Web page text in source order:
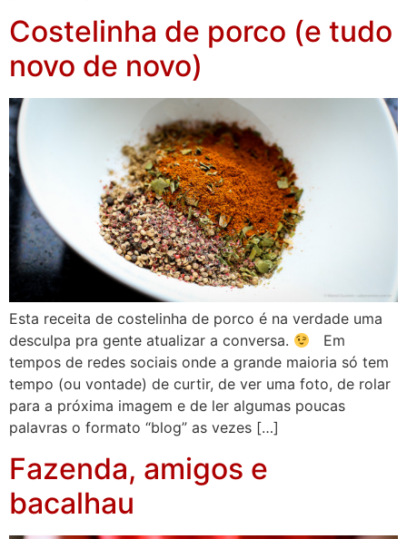
Costelinha de porco (e tudo
novo de novo)
Esta receita de costelinha de porco é na verdade uma
desculpa pra gente atualizar a conversa.
Em
tempos de redes sociais onde a grande maioria só tem
tempo (ou vontade) de curtir, de ver uma foto, de rolar
para a próxima imagem e de ler algumas poucas
palavras o formato “blog” as vezes […]
Fazenda, amigos e
bacalhau